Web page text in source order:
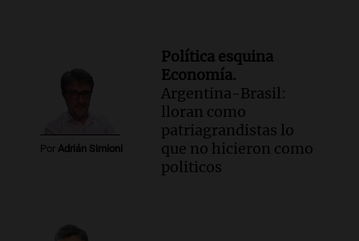
Por Adrián Simioni
Política esquina
Economía.
Argentina-Brasil:
lloran como
patriagrandistas lo
que no hicieron como
politicos